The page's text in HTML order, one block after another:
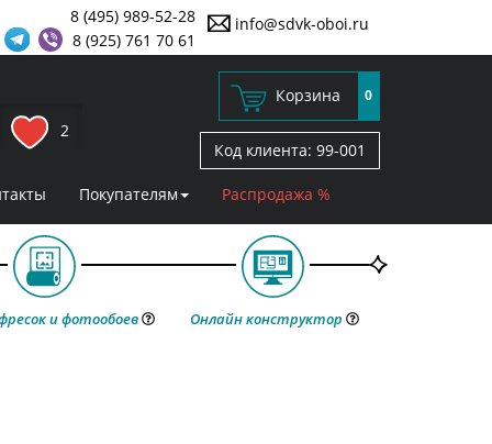
info@sdvk-oboi.ru
8 (495) 989-52-28
8 (925) 761 70 61
2
Корзина 0
Код клиента: 99-001
Покупателям Распродажа %
и фотообоев Онлайн конструктор